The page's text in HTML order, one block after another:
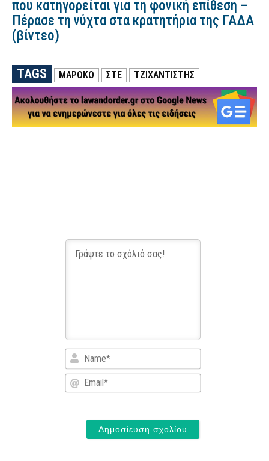
που κατηγορείται για τη φονική επίθεση –
Πέρασε τη νύχτα στα κρατητήρια της ΓΑΔΑ
(βίντεο)
TAGS ΜΑΡΟΚΟ ΣΤΕ ΤΖΙΧΑΝΤΙΣΤΗΣ
Name*
Email*